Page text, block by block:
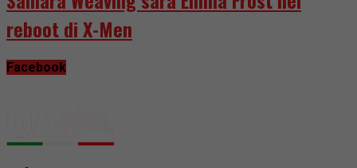
reboot di X-Men
Facebook